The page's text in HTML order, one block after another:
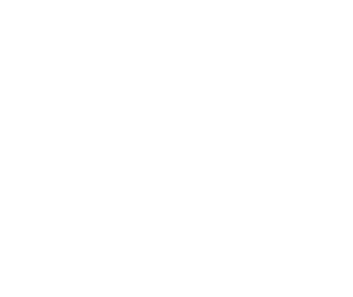
La obra
Agustín
Jerónimo de
de España,
UNICEF,
Claudio
Jorge Prat
la Secretaría
Asociación
Universidad